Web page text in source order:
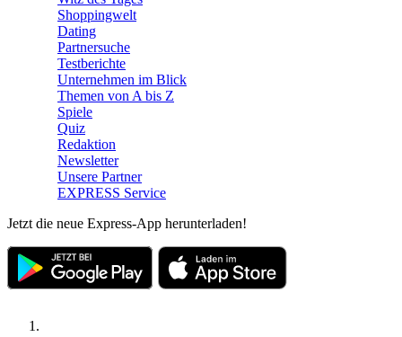
Shoppingwelt
Dating
Partnersuche
Testberichte
Unternehmen im Blick
Themen von A bis Z
Spiele
Quiz
Redaktion
Newsletter
Unsere Partner
EXPRESS Service
Jetzt die neue Express-App herunterladen!